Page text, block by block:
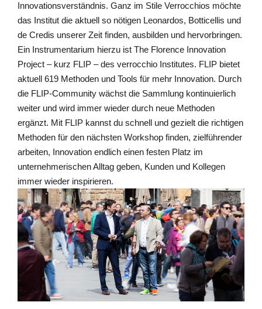
Innovationsverständnis. Ganz im Stile Verrocchios möchte
das Institut die aktuell so nötigen Leonardos, Botticellis und
de Credis unserer Zeit finden, ausbilden und hervorbringen.
Ein Instrumentarium hierzu ist The Florence Innovation
Project – kurz FLIP – des verrocchio Institutes. FLIP bietet
aktuell 619 Methoden und Tools für mehr Innovation. Durch
die FLIP-Community wächst die Sammlung kontinuierlich
weiter und wird immer wieder durch neue Methoden
ergänzt. Mit FLIP kannst du schnell und gezielt die richtigen
Methoden für den nächsten Workshop finden, zielführender
arbeiten, Innovation endlich einen festen Platz im
unternehmerischen Alltag geben, Kunden und Kollegen
immer wieder inspirieren.